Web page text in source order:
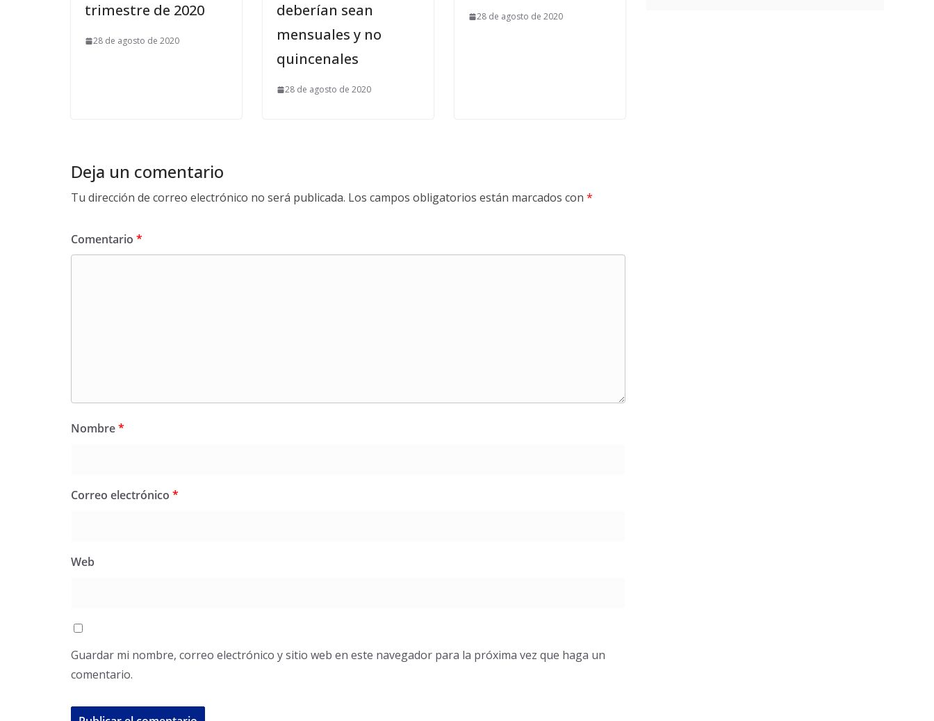
trimestre de 2020
28 de agosto de 2020
deberían sean
mensuales y no
quincenales
28 de agosto de 2020
28 de agosto de 2020
Deja un comentario
Tu dirección de correo electrónico no será publicada. Los campos obligatorios están marcados con *
Comentario *
Nombre*
Correo electrónico *
Web
Guardar mi nombre, correo electrónico y sitio web en este navegador para la próxima vez que haga un
comentario.